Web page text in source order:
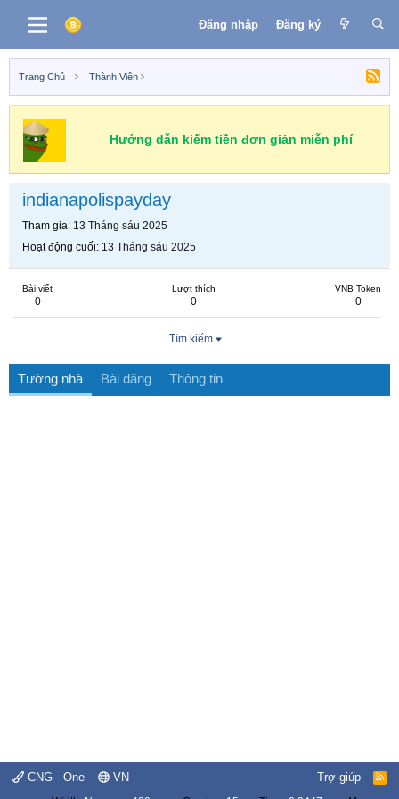
Đăng nhập Đăng ký
Trang Chủ Thành Viên
Hướng dẫn kiếm tiền đơn giản miễn phí
indianapolispayday
Tham gia 13 Tháng sáu 2025
Hoạt động cuối 13 Tháng sáu 2025
Bài viết
0
Lượt thích
0
VNB Token
0
Tìm kiếm
Tường nhà Bài đăng Thông tin
CNG - One VN Trợ giúp
R